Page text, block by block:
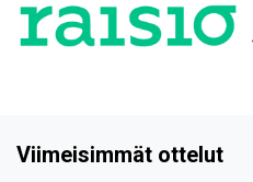
Viimeisimmät ottelut